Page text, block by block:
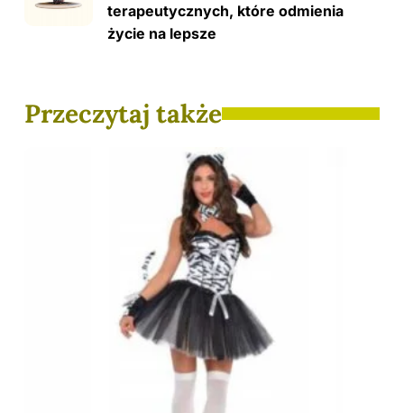
terapeutycznych, które odmienia
życie na lepsze
Przeczytaj także